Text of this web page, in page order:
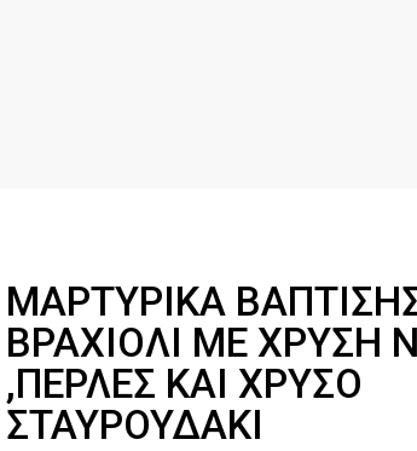
ΜΑΡΤΥΡΙΚΆ
ΒΡΑΧΙΌΛΙ ΜΕ ΧΡΥΣΉ
,ΠΈΡΛΕΣ ΚΑΙ ΧΡΥΣΌ
ΣΤΑΥΡΟΥΔΆΚΙ